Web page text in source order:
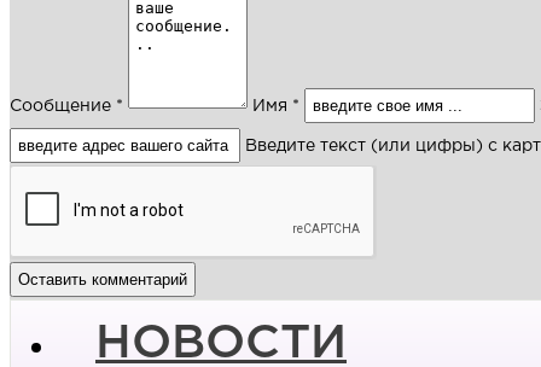
Сообщение * Имя *
Введите текст (или цифры) с
НОВОСТИ